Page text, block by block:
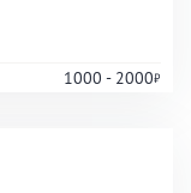
1000 - 2000